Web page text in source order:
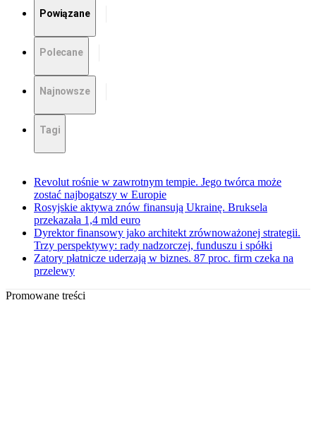
Powiązane
Polecane
Najnowsze
Tagi
Revolut rośnie w zawrotnym tempie. Jego twórca może
zostać najbogatszy w Europie
Rosyjskie aktywa znów finansują Ukrainę. Bruksela
przekazała 1,4 mld euro
Dyrektor finansowy jako architekt zrównoważonej strategii.
Trzy perspektywy: rady nadzorczej, funduszu i spółki
Zatory płatnicze uderzają w biznes. 87 proc. firm czeka na
przelewy
Promowane treści